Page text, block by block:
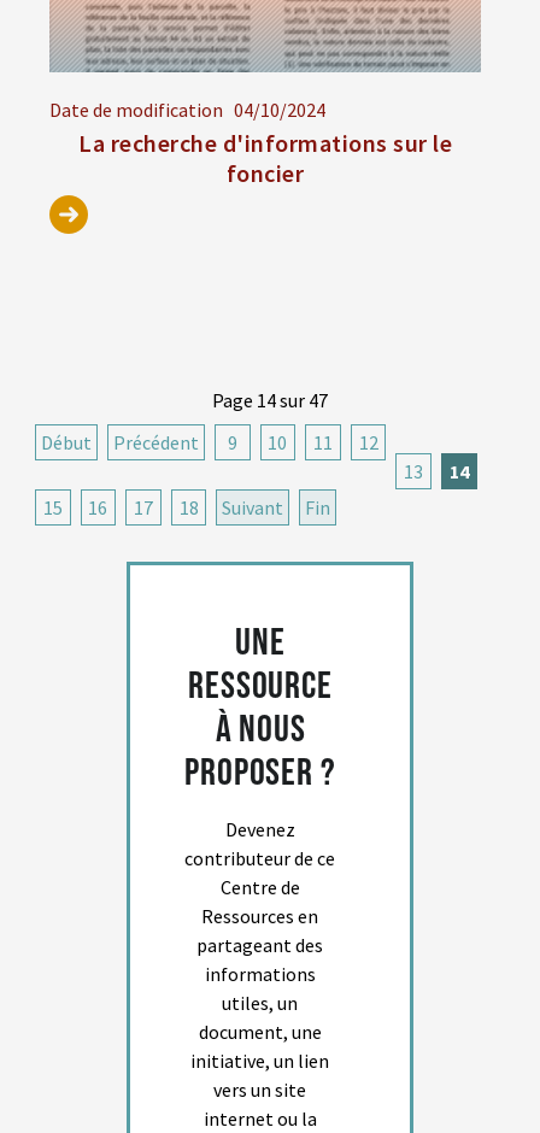
Date de modification 04/10/2024
La recherche d'informations sur le
foncier
Page 14 sur 47
Début
Précédent 9 10 11
12
13
14
15
16 17 18 Suivant Fin
Une
ressource
à nous
proposer ?
Devenez
contributeur de ce
Centre de
Ressources en
partageant des
informations
utiles, un
document, une
initiative, un lien
vers un site
internet ou la